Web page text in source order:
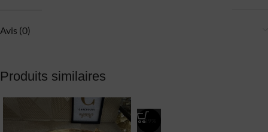
Avis (0)
Produits similaires
-29%